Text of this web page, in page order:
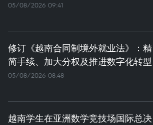
05/08/2026 09:41
修订《越南合同制境外就业法》：精
简手续、加大分权及推进数字化转型
05/08/2026 08:48
越南学生在亚洲数学竞技场国际总决